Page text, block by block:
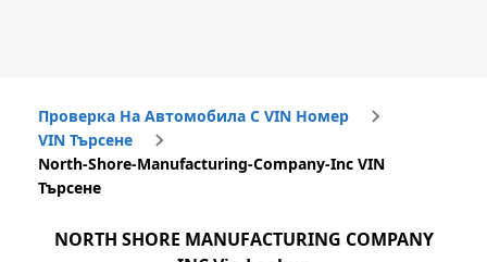
Проверка На Автомобила С VIN Номер
VIN Търсене
North-Shore-Manufacturing-Company-Inc VIN
Търсене
NORTH SHORE MANUFACTURING COMPANY